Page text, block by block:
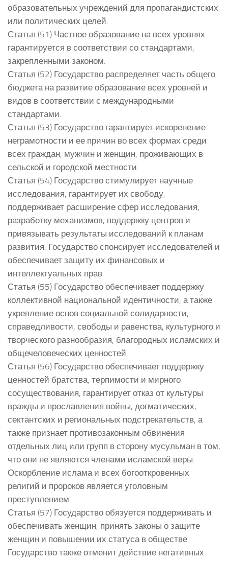
образовательных учреждений для пропагандистских
или политических целей.
Статья (51) Частное образование на всех уровнях
гарантируется в соответствии со стандартами,
закрепленными законом.
Статья (52) Государство распределяет часть общего
бюджета на развитие образование всех уровней и
видов в соответствии с международными
стандартами.
Статья (53) Государство гарантирует искоренение
неграмотности и ее причин во всех формах среди
всех граждан, мужчин и женщин, проживающих в
сельской и городской местности.
Статья (54) Государство стимулирует научные
исследования, гарантирует их свободу,
поддерживает расширение сфер исследования,
разработку механизмов, поддержку центров и
привязывать результаты исследований к планам
развития. Государство спонсирует исследователей и
обеспечивает защиту их финансовых и
интеллектуальных прав.
Статья (55) Государство обеспечивает поддержку
коллективной национальной идентичности, а также
укрепление основ социальной солидарности,
справедливости, свободы и равенства, культурного и
творческого разнообразия, благородных исламских и
общечеловеческих ценностей.
Статья (56) Государство обеспечивает поддержку
ценностей братства, терпимости и мирного
сосуществования, гарантирует отказ от культуры
вражды и прославления войны, догматических,
сектантских и региональных подстрекательств, а
также признает противозаконным обвинения
отдельных лиц или групп в сторону мусульман в том,
что они не являются членами исламской веры.
Оскорбление ислама и всех богооткровенных
религий и пророков является уголовным
преступлением.
Статья (57) Государство обязуется поддерживать и
обеспечивать женщин, принять законы о защите
женщин и повышении их статуса в обществе.
Государство также отменит действие негативных